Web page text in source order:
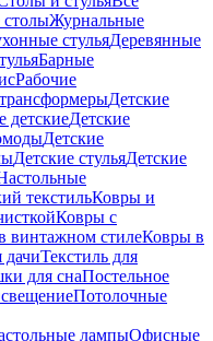
столыЖурнальные
стульяДеревянные
Барные
Рабочие
Детские
детскиеДетские
Детские
Детские стульяДетские
текстильКовры и
Ковры с
винтажном стилеКовры в
дачиТекстиль для
для снаПостельное
Потолочные
лампыОфисные